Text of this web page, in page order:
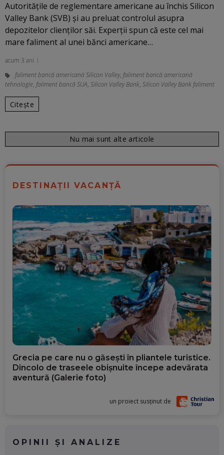
Autoritățile de reglementare americane au închis Silicon
Valley Bank (SVB) și au preluat controlul asupra
depozitelor clienților săi. Experții spun că este cel mai
mare faliment al unei bănci americane…
acum 3 ani
faliment bancă americană Silicon Valley, faliment bancă americană
tehnologie, faliment bancă SUA, Silicon Valley Bank, Silicon Valley Bank faliment
Citește
Nu mai sunt alte articole
DESTINAȚII VACANȚĂ
Grecia pe care nu o găsești în pliantele turistice.
Dincolo de traseele obișnuite începe adevărata
aventură (Galerie foto)
un proiect susținut de
OPINII ȘI ANALIZE